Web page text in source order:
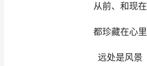
从前、和现在
都珍藏在心里
远处是风景